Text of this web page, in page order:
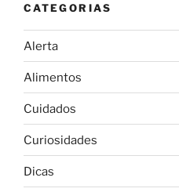
CATEGORIAS
Alerta
Alimentos
Cuidados
Curiosidades
Dicas